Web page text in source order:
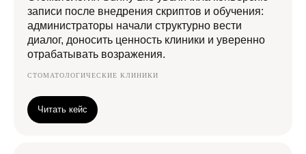
записи после внедрения скриптов и обучения:
администраторы начали структурно вести
диалог, доносить ценность клиники и уверенно
отрабатывать возражения.
СТОМАТОЛОГИЧЕСКИЕ КЛИНИКИ
Читать кейс